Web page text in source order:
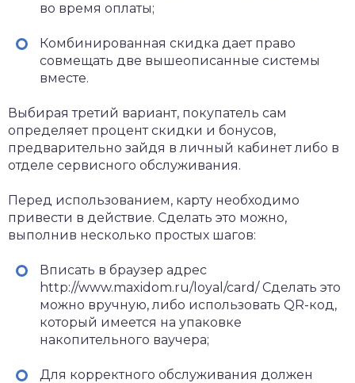
во время оплаты;
Комбинированная скидка дает право
совмещать две вышеописанные системы
вместе.
Выбирая третий вариант, покупатель сам
определяет процент скидки и бонусов,
предварительно зайдя в личный кабинет либо в
отделе сервисного обслуживания.
Перед использованием, карту необходимо
привести в действие. Сделать это можно,
выполнив несколько простых шагов:
Вписать в браузер адрес
http://www.maxidom.ru/loyal/card/ Сделать это
можно вручную, либо использовать QR-код,
который имеется на упаковке
накопительного ваучера;
Для корректного обслуживания должен